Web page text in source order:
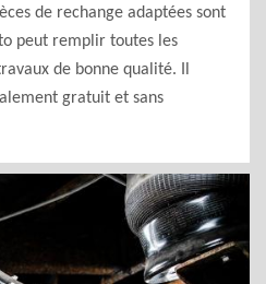
de rechange adaptées sont
peut remplir toutes les
de bonne qualité. Il
gratuit et sans